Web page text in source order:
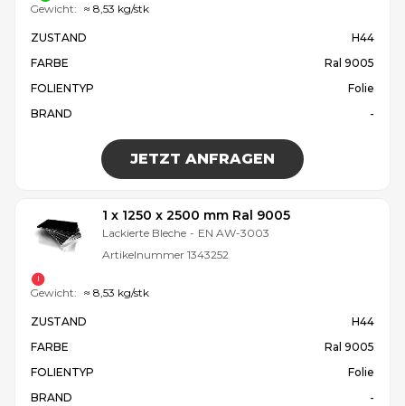
ZUSTAND
H44
FARBE
Ral 9005
FOLIENTYP
Folie
BRAND
-
JETZT ANFRAGEN
Gewicht: ≈ 8,53 kg/stk
1 x 1250 x 2500 mm Ral 9005
Lackierte Bleche - EN AW-3003
Artikelnummer 1343252
ZUSTAND
H44
FARBE
Ral 9005
FOLIENTYP
Folie
BRAND
-
Gewicht: ≈ 8,53 kg/stk